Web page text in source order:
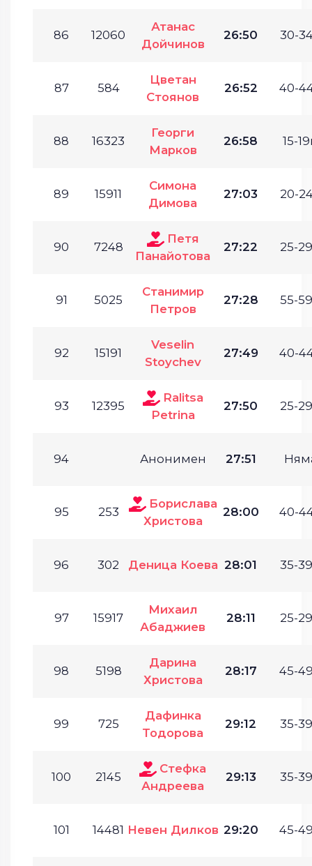
86 12060
Атанас
Дойчинов
26:50 30-
87 584
Цветан
Стоянов
26:52 40-
88 16323
Георги
Марков
26:58 15-
89 15911
Симона
Димова
27:03 20-
90 7248
Петя
Панайотова
27:22 25-
91 5025
Станимир
Петров
27:28 55-
92 15191
Veselin
Stoychev
27:49 40-
93 12395
Ralitsa
Petrina
27:50 25-
94 Анонимен 27:51
95 253
Борислава
Христова
28:00 40-
96 302 Деница Коева 28:01 35-
97 15917
Михаил
Абаджиев
28:11 25-
98 5198
Дарина
Христова
28:17 45-
99 725
Дафинка
Тодорова
29:12 35-
100 2145
Стефка
Андреева
29:13 35-
101 14481 Невен Дилков 29:20 45-